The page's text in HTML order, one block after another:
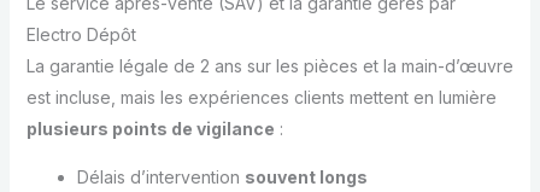
Electro Dépôt
La garantie légale de 2 ans sur les pièces et la main-d’œuvre
est incluse, mais les expériences clients mettent en lumière
plusieurs points de vigilance :
Délais d’intervention souvent longs